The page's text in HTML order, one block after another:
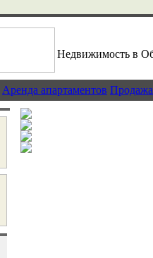
Недвижимость в
Аренда апартаментов
Дубай -